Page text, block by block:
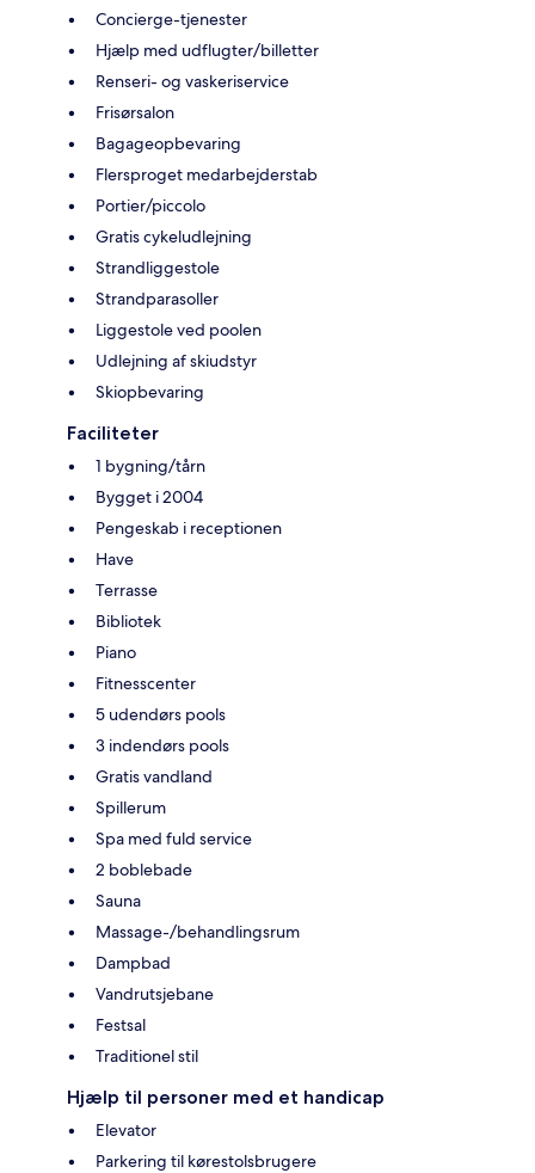
Concierge-tjenester
Hjælp med udflugter/billetter
Renseri- og vaskeriservice
Frisørsalon
Bagageopbevaring
Flersproget medarbejderstab
Portier/piccolo
Gratis cykeludlejning
Strandliggestole
Strandparasoller
Liggestole ved poolen
Udlejning af skiudstyr
Skiopbevaring
Faciliteter
1 bygning/tårn
Bygget i 2004
Pengeskab i receptionen
Have
Terrasse
Bibliotek
Piano
Fitnesscenter
5 udendørs pools
3 indendørs pools
Gratis vandland
Spillerum
Spa med fuld service
2 boblebade
Sauna
Massage-/behandlingsrum
Dampbad
Vandrutsjebane
Festsal
Traditionel stil
Hjælp til personer med et handicap
Elevator
Parkering til kørestolsbrugere